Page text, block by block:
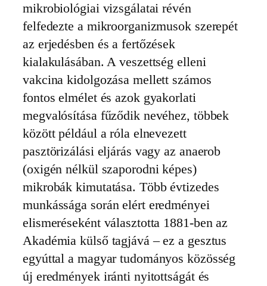
mikrobiológiai vizsgálatai révén
felfedezte a mikroorganizmusok szerepét
az erjedésben és a fertőzések
kialakulásában. A veszettség elleni
vakcina kidolgozása mellett számos
fontos elmélet és azok gyakorlati
megvalósítása fűződik nevéhez, többek
között például a róla elnevezett
pasztörizálási eljárás vagy az anaerob
(oxigén nélkül szaporodni képes)
mikrobák kimutatása. Több évtizedes
munkássága során elért eredményei
elismeréseként választotta 1881-ben az
Akadémia külső tagjává – ez a gesztus
egyúttal a magyar tudományos közösség
új eredmények iránti nyitottságát és